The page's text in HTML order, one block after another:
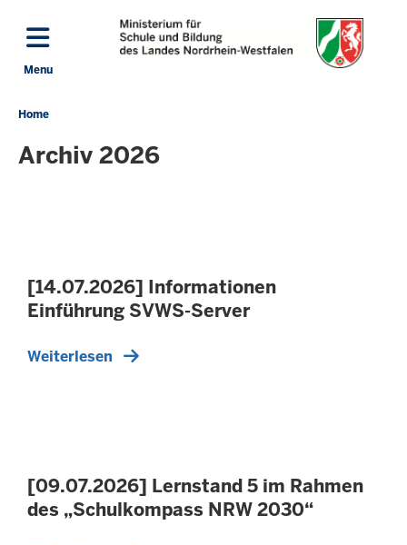
Skip to main content
Menu
You
located
Home
Archiv 2026
[14.07.2026] Informationen
Einführung SVWS-Server
Weiterlesen
[09.07.2026] Lernstand 5 im Rahmen
des „Schulkompass NRW 2030“